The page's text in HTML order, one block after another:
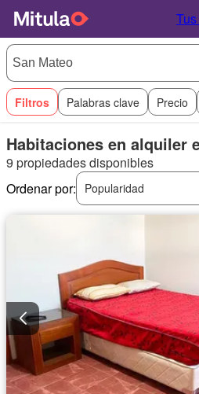
Filtros Palabras clave Precio
Habitaciones en alquiler
9 propiedades disponibles
Ordenar por:
Popularidad